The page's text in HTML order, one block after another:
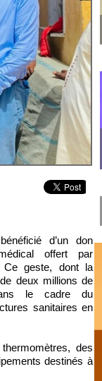
d’un don
offert par
Ce geste, dont la
deux millions de
le cadre du
sanitaires en
des
destinés à